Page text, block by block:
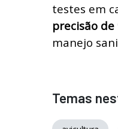
testes em
precisão
manejo
Temas